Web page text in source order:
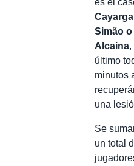
es el
Simão o
Alcaina,
último
minutos
una
Se
un total